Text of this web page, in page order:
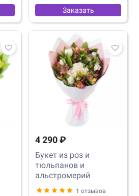
Заказать
4 290 ₽
Букет из роз и
тюльпанов и
альстромерий
1 отзывов